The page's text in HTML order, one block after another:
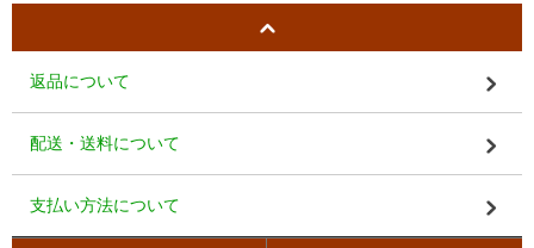
返品について
配送・送料について
支払い方法について